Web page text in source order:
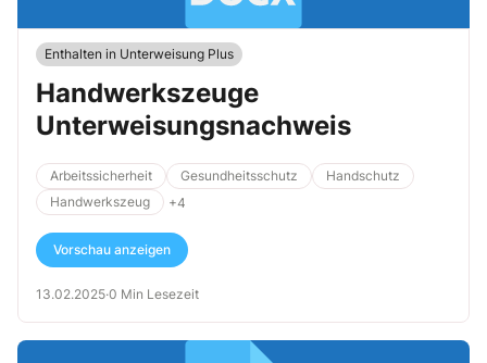
Enthalten in Unterweisung Plus
Handwerkszeuge
Unterweisungsnachweis
Arbeitssicherheit Gesundheitsschutz
Handschutz
Handwerkszeug
+4
Vorschau anzeigen
13.02.2025·0 Min Lesezeit